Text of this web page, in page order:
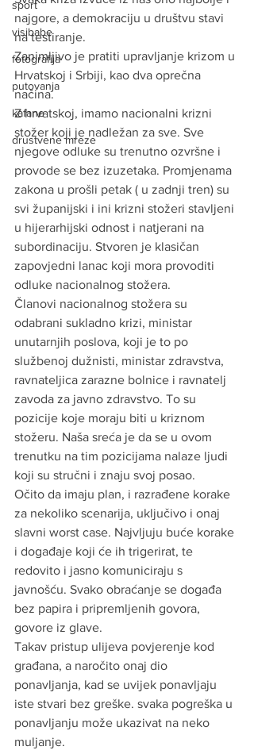
sport
visibabe
fotografija
putovanja
kafane
drustvene mreze
najgore, a demokraciju u društvu stavi
na testiranje.
Zanimljivo je pratiti upravljanje krizom u
Hrvatskoj i Srbiji, kao dva oprečna
načina.
Z hrvatskoj, imamo nacionalni krizni
stožer koji je nadležan za sve. Sve
njegove odluke su trenutno ozvršne i
provode se bez izuzetaka. Promjenama
zakona u prošli petak ( u zadnji tren) su
svi županijski i ini krizni stožeri stavljeni
u hijerarhijski odnost i natjerani na
subordinaciju. Stvoren je klasičan
zapovjedni lanac koji mora provoditi
odluke nacionalnog stožera.
Članovi nacionalnog stožera su
odabrani sukladno krizi, ministar
unutarnjih poslova, koji je to po
službenoj dužnisti, ministar zdravstva,
ravnateljica zarazne bolnice i ravnatelj
zavoda za javno zdravstvo. To su
pozicije koje moraju biti u kriznom
stožeru. Naša sreća je da se u ovom
trenutku na tim pozicijama nalaze ljudi
koji su stručni i znaju svoj posao.
Očito da imaju plan, i razrađene korake
za nekoliko scenarija, uključivo i onaj
slavni worst case. Najvljuju buće korake
i događaje koji će ih trigerirat, te
redovito i jasno komuniciraju s
javnošću. Svako obraćanje se događa
bez papira i pripremljenih govora,
govore iz glave.
Takav pristup ulijeva povjerenje kod
građana, a naročito onaj dio
ponavljanja, kad se uvijek ponavljaju
iste stvari bez greške. svaka pogreška u
ponavljanju može ukazivat na neko
muljanje.